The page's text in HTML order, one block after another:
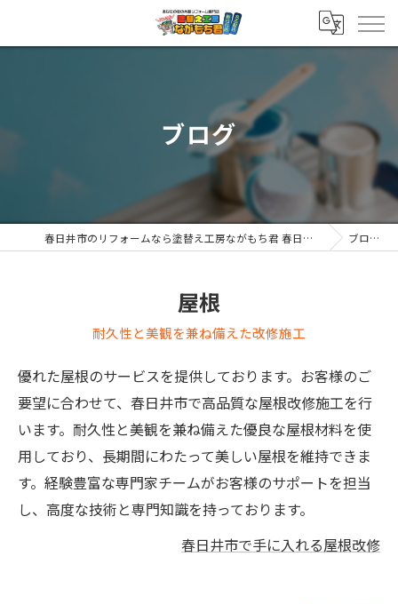
ブログ
春日井市のリフォームなら塗替え工房ながもち君 春日井店 ブログ
屋根
耐久性と美観を兼ね備えた改修施工
優れた屋根のサービスを提供しております。お客様のご
要望に合わせて、春日井市で高品質な屋根改修施工を行
います。耐久性と美観を兼ね備えた優良な屋根材料を使
用しており、長期間にわたって美しい屋根を維持できま
す。経験豊富な専門家チームがお客様のサポートを担当
し、高度な技術と専門知識を持っております。
春日井市で手に入れる屋根改修